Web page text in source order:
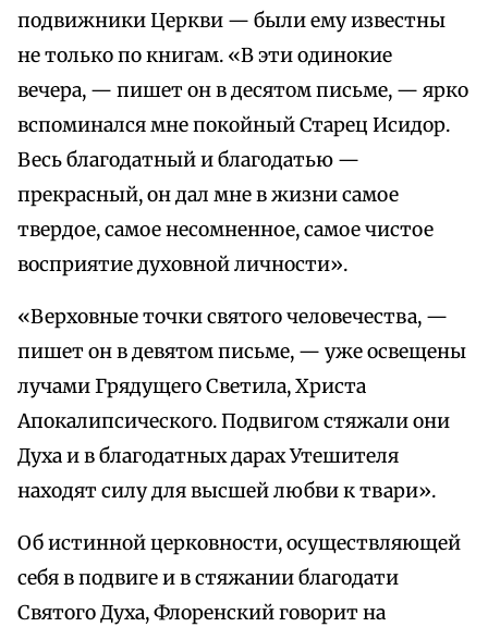
подвижники Церкви — были ему известны
не только по книгам. «В эти одинокие
вечера, — пишет он в десятом письме, — ярко
вспоминался мне покойный Старец Исидор.
Весь благодатный и благодатью —
прекрасный, он дал мне в жизни самое
твердое, самое несомненное, самое чистое
восприятие духовной личности».
«Верховные точки святого человечества, —
пишет он в девятом письме, — уже освещены
лучами Грядущего Светила, Христа
Апокалипсического. Подвигом стяжали они
Духа и в благодатных дарах Утешителя
находят силу для высшей любви к твари».
Об истинной церковности, осуществляющей
себя в подвиге и в стяжании благодати
Святого Духа, Флоренский говорит на